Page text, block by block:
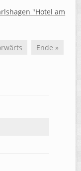
"Hotel am
Ende »